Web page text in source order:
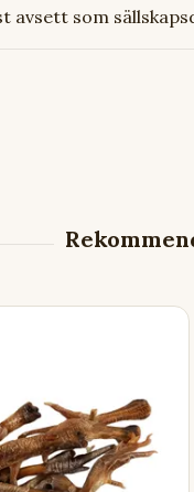
avsett som